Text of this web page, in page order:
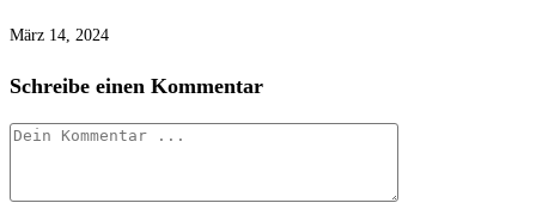
März 14, 2024
Schreibe einen Kommentar